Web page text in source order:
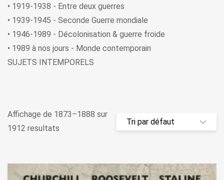
• 1919-1938 - Entre deux guerres
• 1939-1945 - Seconde Guerre mondiale
• 1946-1989 - Décolonisation & guerre froide
• 1989 à nos jours - Monde contemporain
SUJETS INTEMPORELS
Affichage de 1873–1888 sur
1912 resultats